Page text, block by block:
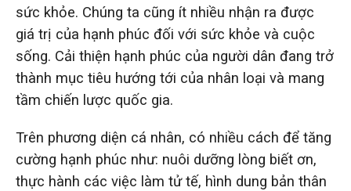
sức khỏe. Chúng ta cũng ít nhiều nhận ra được
giá trị của hạnh phúc đối với sức khỏe và cuộc
sống. Cải thiện hạnh phúc của người dân đang trở
thành mục tiêu hướng tới của nhân loại và mang
tầm chiến lược quốc gia.
Trên phương diện cá nhân, có nhiều cách để tăng
cường hạnh phúc như: nuôi dưỡng lòng biết ơn,
thực hành các việc làm tử tế, hình dung bản thân